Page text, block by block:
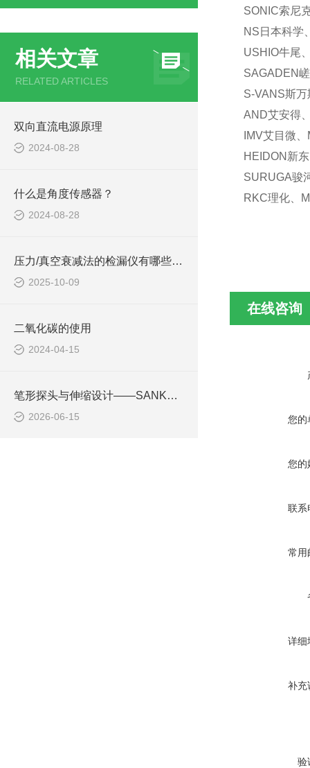
相关文章
RELATED ARTICLES
双向直流电源原理
2024-08-28
什么是角度传感器？
2024-08-28
压力/真空衰减法的检漏仪有哪些优缺点
2025-10-09
二氧化碳的使用
2024-04-15
笔形探头与伸缩设计——SANKO山高应对狭小与高空检测的创新
2026-06-15
SONIC索尼
NS日本科学
USHIO牛尾
SAGADEN
S-VANS斯
AND艾安得
IMV艾目微
HEIDON新
SURUGA骏
RKC理化、
在线咨询
您的
您的
联系
常用
详细
补充
验